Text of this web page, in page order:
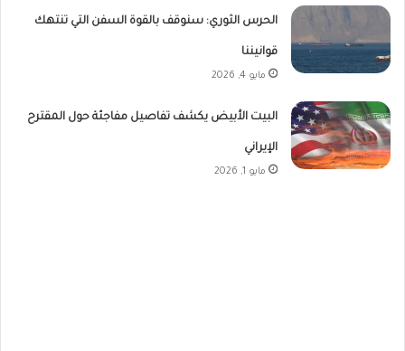
الحرس الثوري: سنوقف بالقوة السفن التي تنتهك
قوانيننا
مايو 4, 2026
البيت الأبيض يكشف تفاصيل مفاجئة حول المقترح
الإيراني
مايو 1, 2026